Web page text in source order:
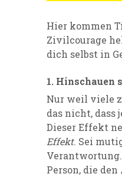
Hier kommen
Zivilcourage
dich selbst in
1. Hinschauen
Nur weil viele
das nicht, dass
Dieser Effekt
Effekt. Sei
Person, die